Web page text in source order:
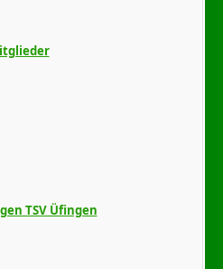
TSV Üfingen